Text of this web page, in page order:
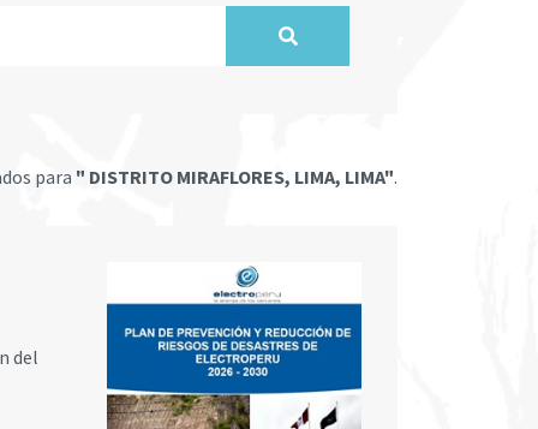
para " DISTRITO MIRAFLORES, LIMA, LIMA".
del